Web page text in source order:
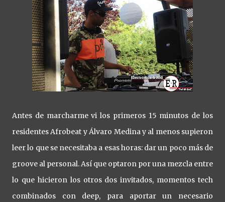
Antes de marcharme vi los primeros 15 minutos de los
residentes Afrobeat y Álvaro Medina y al menos supieron
leer lo que se necesitaba a esas horas: dar un poco más de
groove al personal. Así que optaron por una mezcla entre
lo que hicieron los otros dos invitados, momentos tech
combinados con deep, para aportar un necesario